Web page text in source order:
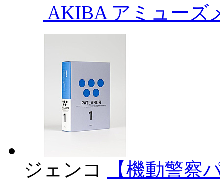
AKIBA アミューズ
ジェンコ
【機動警察